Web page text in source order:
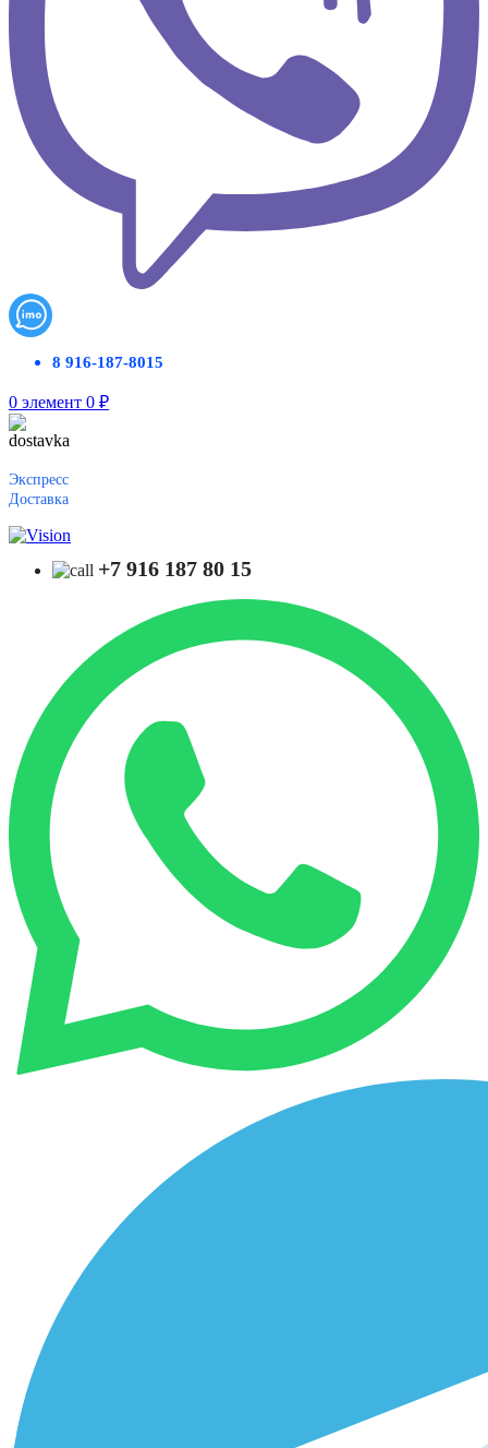
8 916-187-8015
0 элемент 0 ₽
Экспресс
Доставка
+7 916 187 80 15